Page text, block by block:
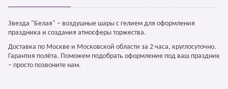
Звезда "Белая" – воздушные шары с гелием для оформления
праздника и создания атмосферы торжества.
Доставка по Москве и Московской области за 2 часа, круглосуточно.
Гарантия полёта. Поможем подобрать оформление под ваш праздник
– просто позвоните нам.